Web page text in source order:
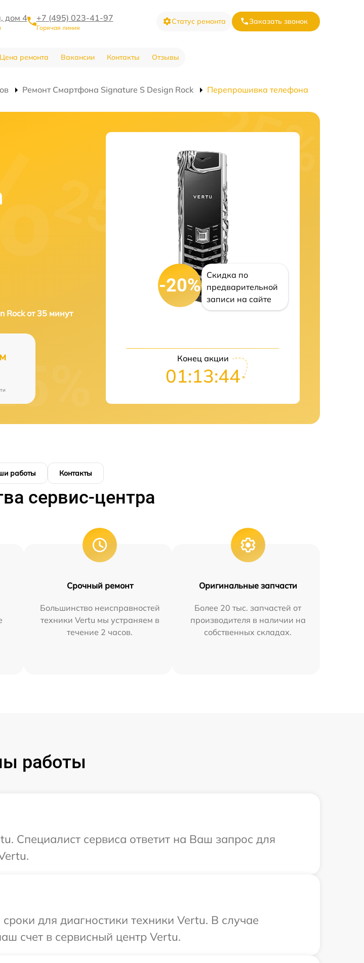
дом 4 +7 (495) 023-41-97
Горячая линия
Статус ремонта Заказать звонок
Цена ремонта Вакансии Контакты Отзывы
Ремонт Смартфона Signature S Design Rock Перепрошивка телефона
Rock от 35 минут
-20%
Скидка по
предварительной
записи на сайте
Конец акции
01:13:43
работы Контакты
сервис-центра
Срочный ремонт
Большинство неисправностей
техники Vertu мы устраняем в
течение 2 часов.
Оригинальные запчасти
Более 20 тыс. запчастей от
производителя в наличии на
собственных складах.
работы
Специалист сервиса ответит на Ваш запрос для
для диагностики техники Vertu. В случае
счет в сервисный центр Vertu.